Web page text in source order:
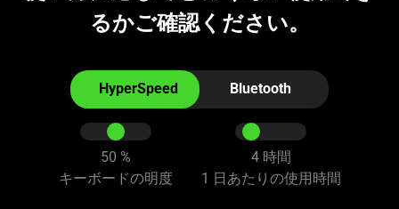
るかご確認ください。
HyperSpeed Bluetooth
50 %
キーボードの明度
4時間
1 日あたりの使用時間